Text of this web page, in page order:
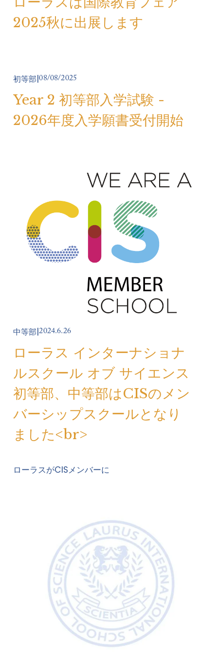
2025秋に出展します
初等部 08/08/2025
Year 2 初等部入学試験 -
2026年度入学願書受付開始
中等部 2024.6.26
ローラス インターナショナ
ルスクール オブ サイエンス
初等部、中等部はCISのメン
バーシップスクールとなり
ました<br>
ローラスがCISメンバーに